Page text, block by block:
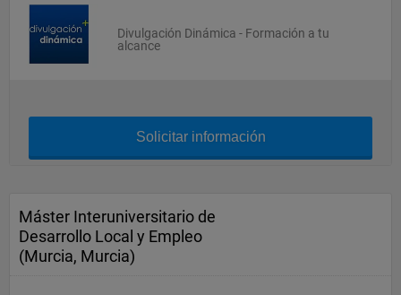
Divulgación Dinámica - Formación a tu
alcance
Solicitar información
Máster Interuniversitario de
Desarrollo Local y Empleo
(Murcia, Murcia)